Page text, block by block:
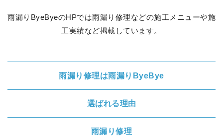
雨漏りByeByeのHPでは雨漏り修理などの施工メニューや施
工実績など掲載しています。
雨漏り修理は雨漏りByeBye
選ばれる理由
雨漏り修理